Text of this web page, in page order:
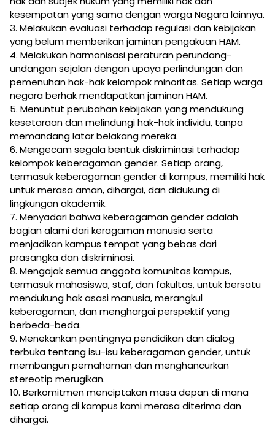
kesempatan yang sama dengan warga Negara lainnya.
3. Melakukan evaluasi terhadap regulasi dan kebijakan
yang belum memberikan jaminan pengakuan HAM.
4. Melakukan harmonisasi peraturan perundang-
undangan sejalan dengan upaya perlindungan dan
pemenuhan hak-hak kelompok minoritas. Setiap warga
negara berhak mendapatkan jaminan HAM.
5. Menuntut perubahan kebijakan yang mendukung
kesetaraan dan melindungi hak-hak individu, tanpa
memandang latar belakang mereka.
6. Mengecam segala bentuk diskriminasi terhadap
kelompok keberagaman gender. Setiap orang,
termasuk keberagaman gender di kampus, memiliki hak
untuk merasa aman, dihargai, dan didukung di
lingkungan akademik.
7. Menyadari bahwa keberagaman gender adalah
bagian alami dari keragaman manusia serta
menjadikan kampus tempat yang bebas dari
prasangka dan diskriminasi.
8. Mengajak semua anggota komunitas kampus,
termasuk mahasiswa, staf, dan fakultas, untuk bersatu
mendukung hak asasi manusia, merangkul
keberagaman, dan menghargai perspektif yang
berbeda-beda.
9. Menekankan pentingnya pendidikan dan dialog
terbuka tentang isu-isu keberagaman gender, untuk
membangun pemahaman dan menghancurkan
stereotip merugikan.
10. Berkomitmen menciptakan masa depan di mana
setiap orang di kampus kami merasa diterima dan
dihargai.